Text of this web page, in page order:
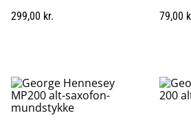
299,00 kr.
79,00